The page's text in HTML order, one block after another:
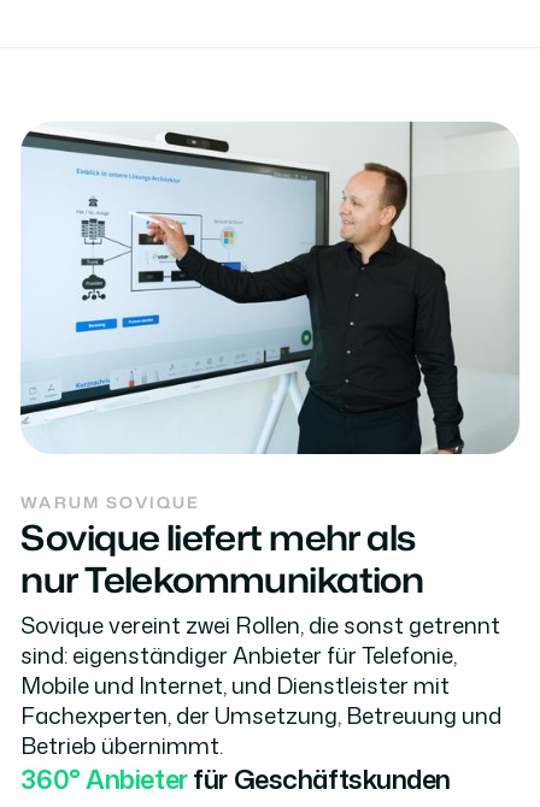
WARUM SOVIQUE
Sovique liefert mehr als
nur Telekommunikation
Sovique vereint zwei Rollen, die sonst getrennt
sind: eigenständiger Anbieter für Telefonie,
Mobile und Internet, und Dienstleister mit
Fachexperten, der Umsetzung, Betreuung und
Betrieb übernimmt.
360° Anbieterfür Geschäftskunden